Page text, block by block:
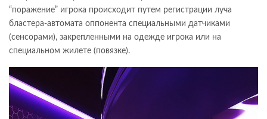
“поражение” игрока происходит путем регистрации луча
бластера-автомата оппонента специальными датчиками
(сенсорами), закрепленными на одежде игрока или на
специальном жилете (повязке).